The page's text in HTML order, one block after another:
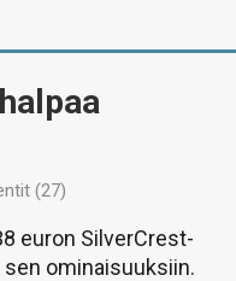
(27)
euron SilverCrest-
ominaisuuksiin.